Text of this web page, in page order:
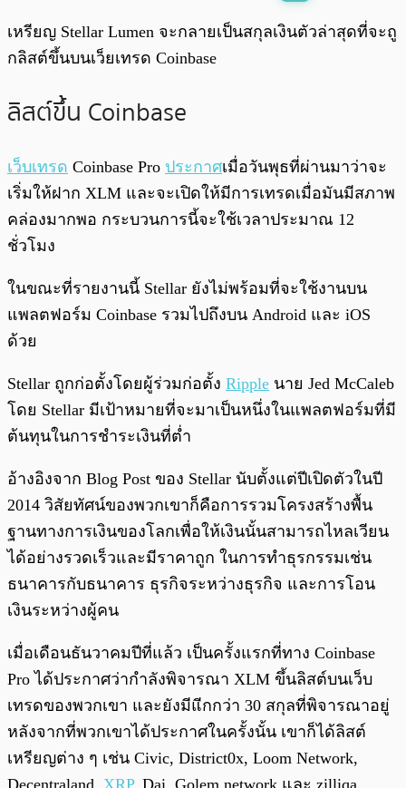
0:00 0:00
เหรียญ Stellar Lumen จะกลายเป็นสกุลเงินตัวล่าสุดที่จะถู
กลิสต์ขึ้นบนเว็ยเทรด Coinbase
ลิสต์ขึ้น Coinbase
เว็บเทรด Coinbase Pro ประกาศเมื่อวันพุธที่ผ่านมาว่าจะ
เริ่มให้ฝาก XLM และจะเปิดให้มีการเทรดเมื่อมันมีสภาพ
คล่องมากพอ กระบวนการนี้จะใช้เวลาประมาณ 12
ชั่วโมง
ในขณะที่รายงานนี้ Stellar ยังไม่พร้อมที่จะใช้งานบน
แพลตฟอร์ม Coinbase รวมไปถึงบน Android และ iOS
ด้วย
Stellar ถูกก่อตั้งโดยผู้ร่วมก่อตั้ง Ripple นาย Jed McCaleb
โดย Stellar มีเป้าหมายที่จะมาเป็นหนึ่งในแพลตฟอร์มที่มี
ต้นทุนในการชำระเงินที่ต่ำ
อ้างอิงจาก Blog Post ของ Stellar นับตั้งแต่ปีเปิดตัวในปี
2014 วิสัยทัศน์ของพวกเขาก็คือการรวมโครงสร้างพื้น
ฐานทางการเงินของโลกเพื่อให้เงินนั้นสามารถไหลเวียน
ได้อย่างรวดเร็วและมีราคาถูก ในการทำธุรกรรมเช่น
ธนาคารกับธนาคาร ธุรกิจระหว่างธุรกิจ และการโอน
เงินระหว่างผู้คน
เมื่อเดือนธันวาคมปีที่แล้ว เป็นครั้งแรกที่ทาง Coinbase
Pro ได้ประกาศว่ากำลังพิจารณา XLM ขึ้นลิสต์บนเว็บ
เทรดของพวกเขา และยังมีแีกกว่า 30 สกุลที่พิจารณาอยู่
หลังจากที่พวกเขาได้ประกาศในครั้งนั้น เขาก็ได้ลิสต์
เหรียญต่าง ๆ เช่น Civic, District0x, Loom Network,
Decentraland, XRP, Dai, Golem network และ zilliqa